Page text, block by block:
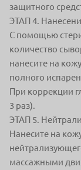
защитного
ЭТАП 4.
С помощью
количество
нанесите на
полного
При коррекции
3 раз).
ЭТАП 5.
Нанесите на
массажными